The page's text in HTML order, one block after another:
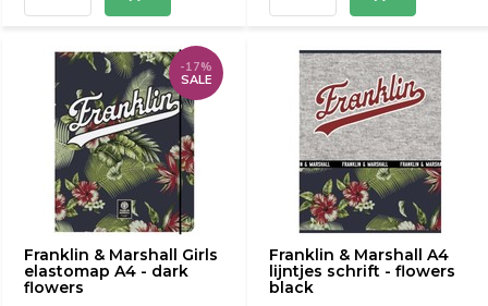
Franklin & Marshall Girls
elastomap A4 - dark
flowers
-17%
SALE
Franklin & Marshall A4
lijntjes schrift - flowers
black